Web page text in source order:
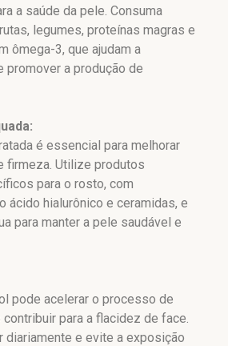
a saúde da pele. Consuma
legumes, proteínas magras e
ômega-3, que ajudam a
promover a produção de
é essencial para melhorar
firmeza. Utilize produtos
para o rosto, com
ácido hialurônico e ceramidas, e
para manter a pele saudável e
pode acelerar o processo de
para a flacidez de face.
diariamente e evite a exposição